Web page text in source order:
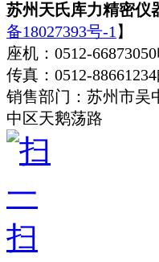
苏州天氏库力精密仪
备18027393号-1 】
座机：0512-66873050
传真：0512-88661234
销售部门：苏州市
中区天鹅荡路